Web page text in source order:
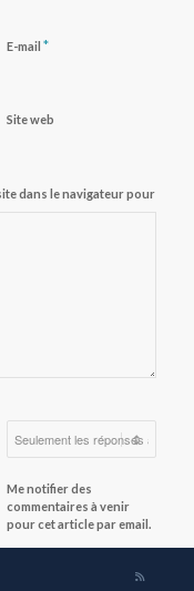
E-mail *
Site web
dans le navigateur pour
Me notifier des
commentaires à venir
pour cet article par email.